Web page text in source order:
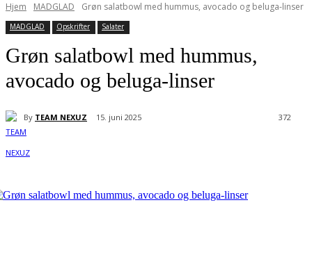
Hjem MADGLAD Grøn salatbowl med hummus, avocado og beluga-linser
MADGLAD Opskrifter Salater
Grøn salatbowl med hummus,
avocado og beluga-linser
By TEAM NEXUZ 15. juni 2025 372